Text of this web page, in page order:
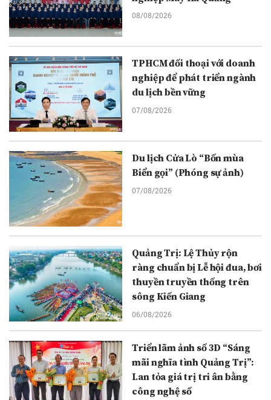
08/08/2026
TPHCM đối thoại với doanh
nghiệp để phát triển ngành
du lịch bền vững
07/08/2026
Du lịch Cửa Lò “Bốn mùa
Biển gọi” (Phóng sự ảnh)
07/08/2026
Quảng Trị: Lệ Thủy rộn
ràng chuẩn bị Lễ hội đua, bơi
thuyền truyền thống trên
sông Kiến Giang
06/08/2026
Triển lãm ảnh số 3D “Sáng
mãi nghĩa tình Quảng Trị”:
Lan tỏa giá trị tri ân bằng
công nghệ số